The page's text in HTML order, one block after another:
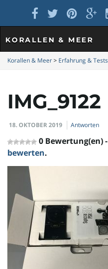
KORALLEN & MEER
Korallen & Meer> Erfahrung & Tests
IMG_9122
18. OKTOBER 2019 Antworten
0 Bewertung(en) -
bewerten.